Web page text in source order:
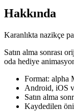
Hakkında
Karanlıkta nazikçe
Satın alma sonrası
oda hediye
Format: alpha
Android, iOS
Satın alma
Kaydedilen